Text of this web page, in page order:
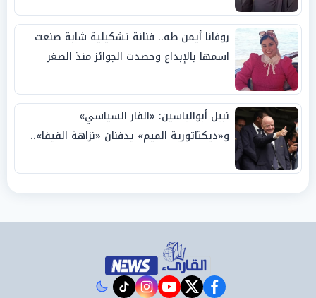
روفانا أيمن طه.. فنانة تشكيلية شابة صنعت
اسمها بالإبداع وحصدت الجوائز منذ الصغر
نبيل أبوالياسين: «الفار السياسي»
و«ديكتاتورية الميم» يدفنان «نزاهة الفيفا»..
facebook
twitter
youtube
instagram
tiktok